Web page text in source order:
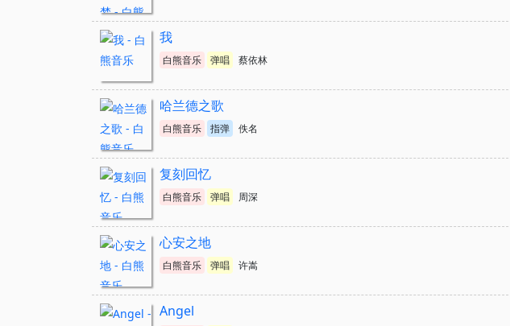
我
白熊音乐 弹唱 蔡依林
哈兰德之歌
白熊音乐 指弹 佚名
复刻回忆
白熊音乐 弹唱 周深
心安之地
白熊音乐 弹唱 许嵩
Angel